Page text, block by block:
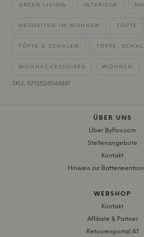
GREEN LIVING INTERIEUR
NEUHEITEN IM WOHNEN TÖPFE
TÖPFE & SCHALEN TÖPFE,
WOHNACCESSOIRES WOHNEN
SKU: 5713524044881
ÜBER UNS
Über Byflou.com
Stellenangebote
Kontakt
Hinweis zur
WEBSHOP
Kontakt
Affiliate & Partner
Retourenportal AT